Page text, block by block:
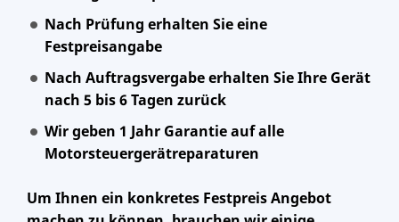
Nach Prüfung erhalten Sie eine
Festpreisangabe
Nach Auftragsvergabe erhalten Sie Ihre Gerät
nach 5 bis 6 Tagen zurück
Wir geben 1 Jahr Garantie auf alle
Motorsteuergerätreparaturen
Um Ihnen ein konkretes Festpreis Angebot